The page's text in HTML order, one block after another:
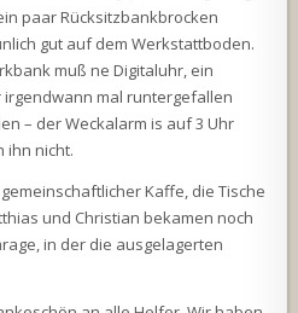
paar Rücksitzbankbrocken
gut auf dem Werkstattboden.
muß ne Digitaluhr, ein
mal runtergefallen
– der Weckalarm is auf 3 Uhr
ihn nicht.
Kaffe, die Tische
und Christian bekamen noch
in der die ausgelagerten